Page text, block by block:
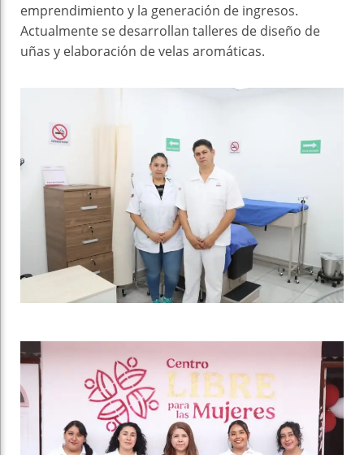
emprendimiento y la generación de ingresos.
Actualmente se desarrollan talleres de diseño de
uñas y elaboración de velas aromáticas.